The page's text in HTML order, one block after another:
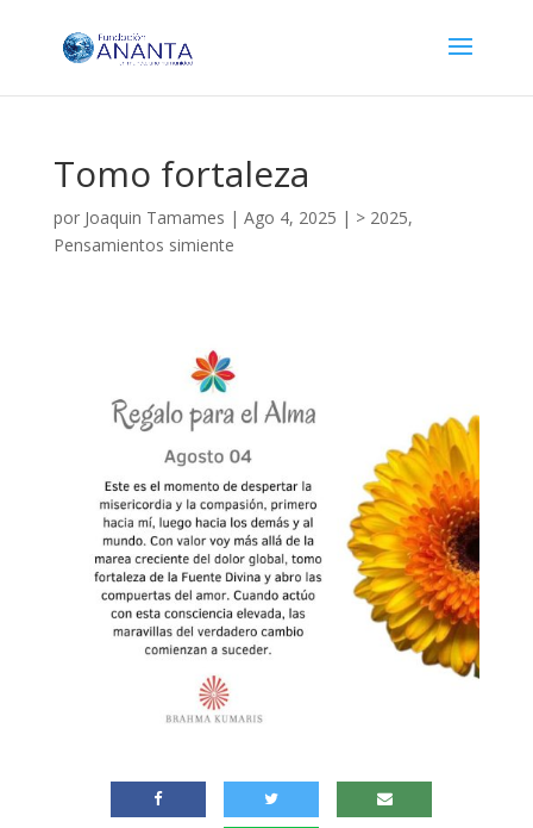
Tomo fortaleza
por Joaquin Tamames | Ago 4, 2025 | > 2025,
Pensamientos simiente